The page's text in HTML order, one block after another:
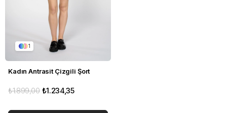
1
Kadın Antrasit Çizgili Şort
₺1.234,35
₺1.899,00